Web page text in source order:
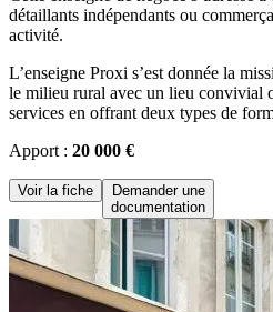
détaillants indépendants ou
activité.
L’enseigne Proxi s’est donnée la
le milieu rural avec un lieu convivial
services en offrant deux types de
Apport : 20 000 €
Voir la fiche
Demander une
documentation